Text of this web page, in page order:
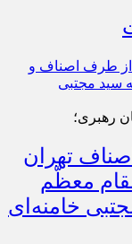
رهبری؛
تهران
معظّم
خامنه‌ای